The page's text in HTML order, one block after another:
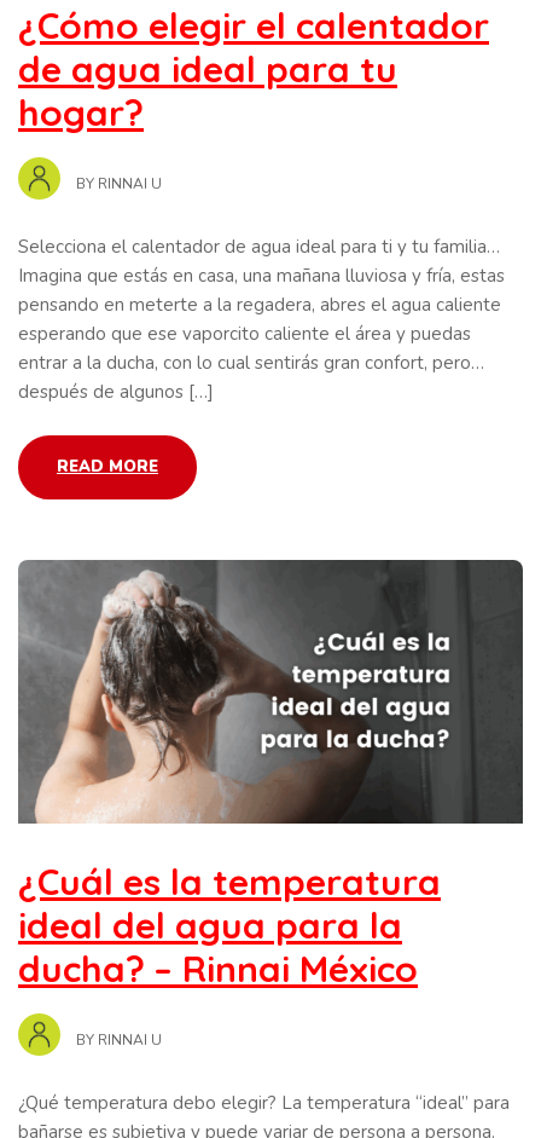
¿Cómo elegir el calentador
de agua ideal para tu
hogar?
BY RINNAI U
Selecciona el calentador de agua ideal para ti y tu familia…
Imagina que estás en casa, una mañana lluviosa y fría, estas
pensando en meterte a la regadera, abres el agua caliente
esperando que ese vaporcito caliente el área y puedas
entrar a la ducha, con lo cual sentirás gran confort, pero…
después de algunos […]
READ MORE
¿Cuál es la temperatura
ideal del agua para la
ducha? – Rinnai México
BY RINNAI U
¿Qué temperatura debo elegir? La temperatura “ideal” para
bañarse es subjetiva y puede variar de persona a persona.